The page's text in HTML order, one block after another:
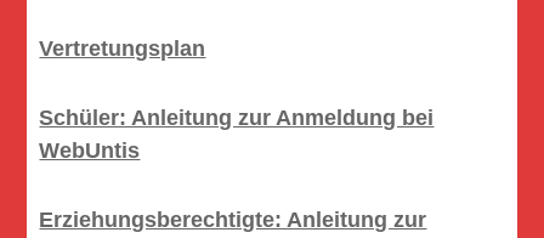
Vertretungsplan
Schüler: Anleitung zur Anmeldung bei
WebUntis
Erziehungsberechtigte: Anleitung zur